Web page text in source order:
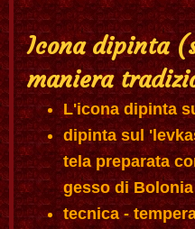
Icona dipinta
maniera
L'icona dipinta
dipinta sul
tela preparata
gesso di Bolonia
tecnica -